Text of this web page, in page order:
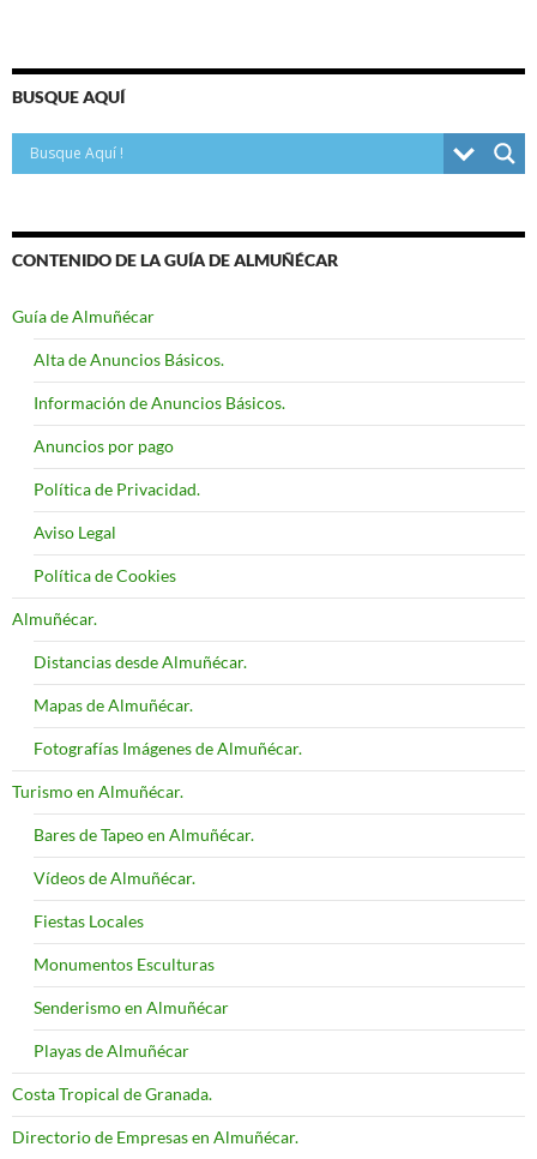
BUSQUE AQUÍ
CONTENIDO DE LA GUÍA DE ALMUÑÉCAR
Guía de Almuñécar
Alta de Anuncios Básicos.
Información de Anuncios Básicos.
Anuncios por pago
Política de Privacidad.
Aviso Legal
Política de Cookies
Almuñécar.
Distancias desde Almuñécar.
Mapas de Almuñécar.
Fotografías Imágenes de Almuñécar.
Turismo en Almuñécar.
Bares de Tapeo en Almuñécar.
Vídeos de Almuñécar.
Fiestas Locales
Monumentos Esculturas
Senderismo en Almuñécar
Playas de Almuñécar
Costa Tropical de Granada.
Directorio de Empresas en Almuñécar.